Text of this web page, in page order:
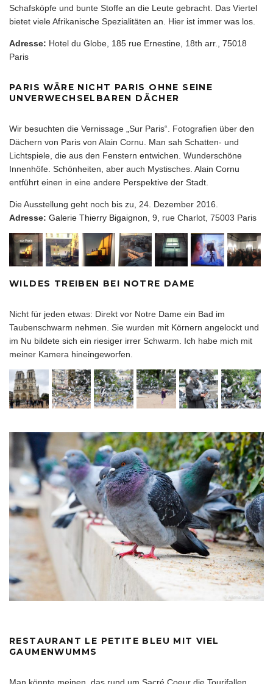
Schafsköpfe und bunte Stoffe an die Leute gebracht. Das Viertel
bietet viele Afrikanische Spezialitäten an. Hier ist immer was los.
Adresse: Hotel du Globe, 185 rue Ernestine, 18th arr., 75018
Paris
PARIS WÄRE NICHT PARIS OHNE SEINE
UNVERWECHSELBAREN DÄCHER
Wir besuchten die Vernissage „Sur Paris“. Fotografien über den
Dächern von Paris von Alain Cornu. Man sah Schatten- und
Lichtspiele, die aus den Fenstern entwichen. Wunderschöne
Innenhöfe. Schönheiten, aber auch Mystisches. Alain Cornu
entführt einen in eine andere Perspektive der Stadt.
Die Ausstellung geht noch bis zu, 24. Dezember 2016.
Adresse: Galerie Thierry Bigaignon , 9, rue Charlot, 75003 Paris
WILDES TREIBEN BEI NOTRE DAME
Nicht für jeden etwas: Direkt vor Notre Dame ein Bad im
Taubenschwarm nehmen. Sie wurden mit Körnern angelockt und
im Nu bildete sich ein riesiger irrer Schwarm. Ich habe mich mit
meiner Kamera hineingeworfen.
RESTAURANT LE PETITE BLEU MIT VIEL
GAUMENWUMMS